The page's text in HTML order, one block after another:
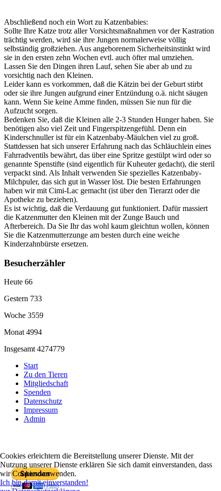
Abschließend noch ein Wort zu Katzenbabies:
Sollte Ihre Katze trotz aller Vorsichtsmaßnahmen vor der Kastration
trächtig werden, wird sie ihre Jungen normalerweise völlig
selbständig großziehen. Aus angeborenem Sicherheitsinstinkt wird
sie in den ersten zehn Wochen evtl. auch öfter mal umziehen.
Lassen Sie den Dingen ihren Lauf, sehen Sie aber ab und zu
vorsichtig nach den Kleinen.
Leider kann es vorkommen, daß die Kätzin bei der Geburt stirbt
oder sie ihre Jungen aufgrund einer Entzündung o.ä. nicht säugen
kann. Wenn Sie keine Amme finden, müssen Sie nun für die
Aufzucht sorgen.
Bedenken Sie, daß die Kleinen alle 2-3 Stunden Hunger haben. Sie
benötigen also viel Zeit und Fingerspitzengefühl. Denn ein
Kinderschnuller ist für ein Katzenbaby-Mäulchen viel zu groß.
Stattdessen hat sich unserer Erfahrung nach das Schläuchlein eines
Fahrradventils bewährt, das über eine Spritze gestülpt wird oder so
genannte Spenstifte (sind eigentlich für Kuheuter gedacht), die steril
verpackt sind. Als Inhalt verwenden Sie spezielles Katzenbaby-
Milchpuler, das sich gut in Wasser löst. Die besten Erfahrungen
haben wir mit Cimi-Lac gemacht (ist über den Tierarzt oder die
Apotheke zu beziehen).
Es ist wichtig, daß die Verdauung gut funktioniert. Dafür massiert
die Katzenmutter den Kleinen mit der Zunge Bauch und
Afterbereich. Da Sie Ihr das wohl kaum gleichtun wollen, können
Sie die Katzenmutterzunge am besten durch eine weiche
Kinderzahnbürste ersetzen.
Besucherzähler
Heute 66
Gestern 733
Woche 3559
Monat4994
Insgesamt4274779
Start
Zu den Tieren
Mitgliedschaft
Spenden
Datenschutz
Impressum
Admin
Mit PayPal spenden
Cookies erleichtern die Bereitstellung unserer Dienste. Mit der
Nutzung unserer Dienste erklären Sie sich damit einverstanden, dass
wir Cookies verwenden.
Ich bin damit einverstanden!